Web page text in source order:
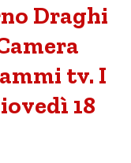
Draghi
tv. I
18